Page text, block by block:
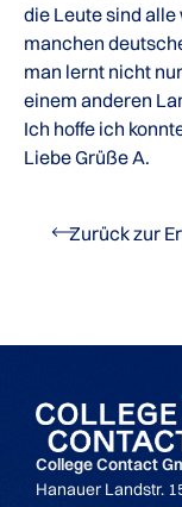
die Leute sind
manchen
man lernt nicht
einem anderen
Ich hoffe ich
Liebe Grüße A.
Zurück zur
College Contact
Hanauer Landstr.